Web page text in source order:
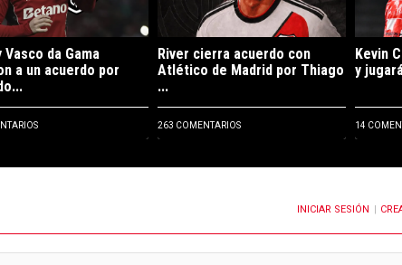
Vasco da Gama
a un acuerdo por
River cierra acuerdo con
Atlético de Madrid por Thiago
...
263 COMENTARIOS
Kevin
y
14
NOTIFICACIONES CUANDO SE PUBLIQUEN NUEVOS COMENTARIOSINICIAR SESIÓN